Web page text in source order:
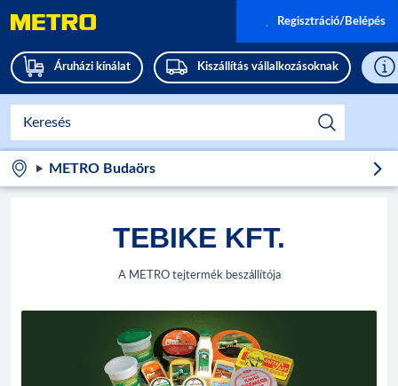
Áruházi kínálat Kiszállítás vállalkozásoknak
Regisztráció/Belépés
METRO Budaörs
TEBIKE KFT.
A METRO tejtermék beszállítója